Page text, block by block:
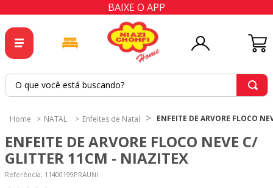
BAIXE O APP
O que você está buscando?
NATAL Enfeites de Natal ENFEITE DE ARVORE FLOCO
ENFEITE DE ARVORE FLOCO NEVE C/
GLITTER 11CM - NIAZITEX
Referência: 11400199PRAUNI
2º
tapete
cortina